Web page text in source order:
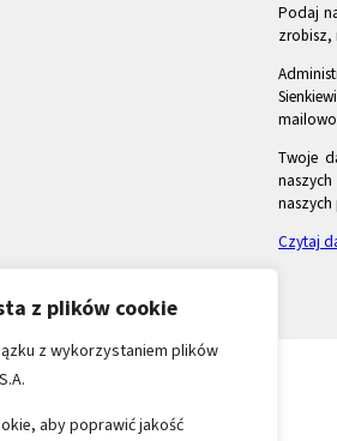
z plików cookie
z wykorzystaniem plików
aby poprawić jakość
Podaj
zrobisz,
Twoje
Czytaj